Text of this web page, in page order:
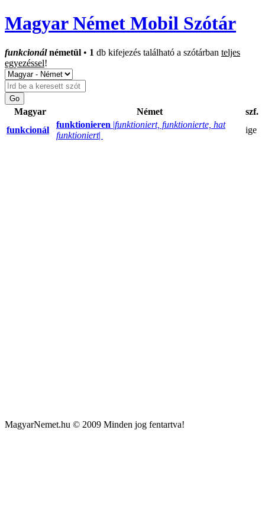
Magyar Német Mobil Szótár
funkcionálnémetül • 1 db kifejezés található a szótárban teljes
egyezéssel!
Magyar Német
szf.
funkcionál
funktionieren |funktioniert, funktionierte, hat
funktioniert|
ige
MagyarNemet.hu © 2009 Minden jog fentartva!